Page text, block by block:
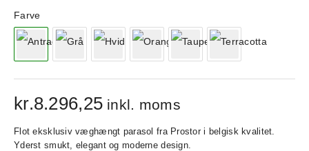
Farve
kr.8.296,25 inkl. moms
Flot eksklusiv væghængt parasol fra Prostor i belgisk kvalitet.
Yderst smukt, elegant og moderne design.